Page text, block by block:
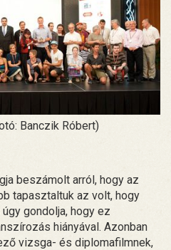
Banczik Róbert)
beszámolt arról, hogy az
tapasztaltuk az volt, hogy
gondolja, hogy ez
hiányával. Azonban
vizsga- és diplomafilmnek,